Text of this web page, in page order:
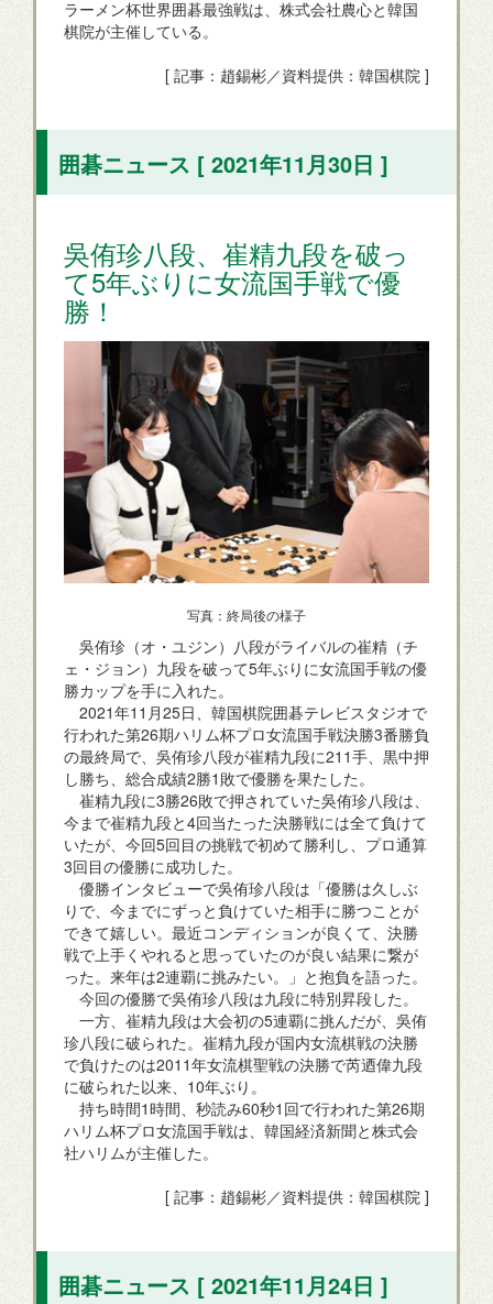
ラーメン杯世界囲碁最強戦は、株式会社農心と韓国
棋院が主催している。
[ 記事：趙錫彬／資料提供：韓国棋院 ]
囲碁ニュース [ 2021年11月30日 ]
吳侑珍八段、崔精九段を破っ
て5年ぶりに女流国手戦で優
勝！
写真：終局後の様子
吳侑珍（オ・ユジン）八段がライバルの崔精（チ
ェ・ジョン）九段を破って5年ぶりに女流国手戦の優
勝カップを手に入れた。
2021年11月25日、韓国棋院囲碁テレビスタジオで
行われた第26期ハリム杯プロ女流国手戦決勝3番勝負
の最終局で、吳侑珍八段が崔精九段に211手、黒中押
し勝ち、総合成績2勝1敗で優勝を果たした。
崔精九段に3勝26敗で押されていた吳侑珍八段は、
今まで崔精九段と4回当たった決勝戦には全て負けて
いたが、今回5回目の挑戦で初めて勝利し、プロ通算
3回目の優勝に成功した。
優勝インタビューで吳侑珍八段は「優勝は久しぶ
りで、今までにずっと負けていた相手に勝つことが
できて嬉しい。最近コンディションが良くて、決勝
戦で上手くやれると思っていたのが良い結果に繋が
った。来年は2連覇に挑みたい。」と抱負を語った。
今回の優勝で吳侑珍八段は九段に特別昇段した。
一方、崔精九段は大会初の5連覇に挑んだが、吳侑
珍八段に破られた。崔精九段が国内女流棋戦の決勝
で負けたのは2011年女流棋聖戦の決勝で芮迺偉九段
に破られた以来、10年ぶり。
持ち時間1時間、秒読み60秒1回で行われた第26期
ハリム杯プロ女流国手戦は、韓国経済新聞と株式会
社ハリムが主催した。
[ 記事：趙錫彬／資料提供：韓国棋院 ]
囲碁ニュース [ 2021年11月24日 ]